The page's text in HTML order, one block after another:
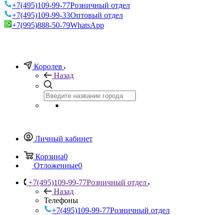
+7(495)109-99-77Розничный отдел
+7(495)109-99-33Оптовый отдел
+7(995)888-50-79WhatsApp
Королев
Назад
Личный кабинет
Корзина0
Отложенные0
+7(495)109-99-77Розничный отдел
Назад
Телефоны
+7(495)109-99-77Розничный отдел